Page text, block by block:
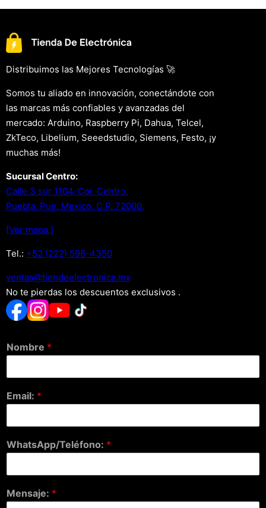
Distribuimos las Mejores Tecnologías 🚀
Somos tu aliado en innovación, conectándote con
las marcas más confiables y avanzadas del
mercado: Arduino, Raspberry Pi, Dahua, Telcel,
ZkTeco, Libelium, Seeedstudio, Siemens, Festo, ¡y
muchas más!
Sucursal Centro:
Calle 3 sur 1104, Col. Centro.
Puebla, Pue. Mexico. C.P. 72000.
[Ver mapa.]
Tel.: +52 (222) 598-4350
xm.acinortceleedneit@satnev
No te pierdas los descuentos exclusivos .
Nombre *
Email: *
WhatsApp/Teléfono: *
Mensaje: *